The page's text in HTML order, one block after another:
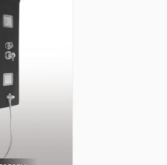
ENJOY 03 XL